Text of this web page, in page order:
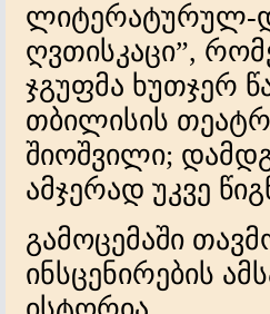
ლიტერატურულ-
ღვთისკაცი”,
ჯგუფმა ხუთჯერ
თბილისის
შიოშვილი;
ამჯერად უკვე
გამოცემაში
ინსცენირების